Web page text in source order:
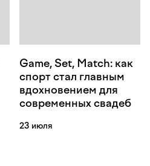
Game, Set, Match: как
спорт стал главным
вдохновением для
современных свадеб
23 июля